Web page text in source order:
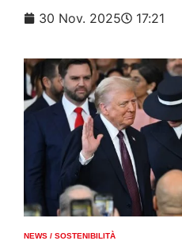
30 Nov. 2025 17:21
NEWS / SOSTENIBILITÀ